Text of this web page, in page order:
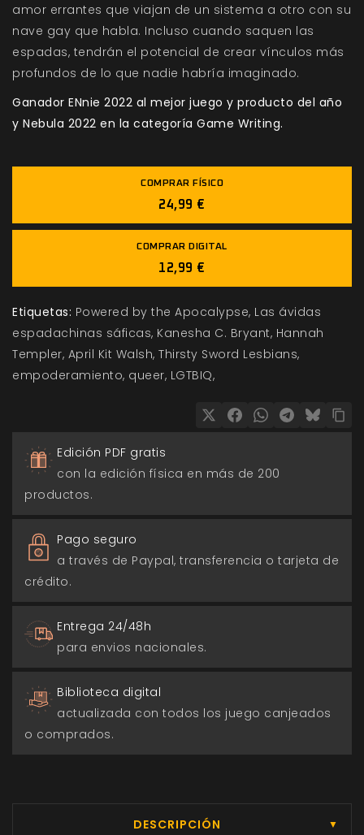
amor errantes que viajan de un sistema a otro con su
nave gay que habla. Incluso cuando saquen las
espadas, tendrán el potencial de crear vínculos más
profundos de lo que nadie habría imaginado.
Ganador ENnie 2022 al mejor juego y producto del año
y Nebula 2022 en la categoría Game Writing.
COMPRAR FÍSICO
24,99 €
COMPRAR DIGITAL
12,99 €
Etiquetas: Powered by the Apocalypse Las ávidas
espadachinas sáficas Kanesha C. Bryant Hannah
Templer April Kit Walsh Thirsty Sword Lesbians
empoderamiento queer LGTBIQ
Edición PDF gratis
con la edición física en más de 200
productos.
Pago seguro
a través de Paypal, transferencia o tarjeta de
crédito.
Entrega 24/48h
para envios nacionales.
Biblioteca digital
actualizada con todos los juego canjeados
o comprados.
DESCRIPCIÓN ▼